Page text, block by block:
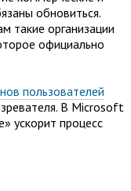
обновиться.
такие организации
официально
пользователей
В Microsoft
ускорит процесс